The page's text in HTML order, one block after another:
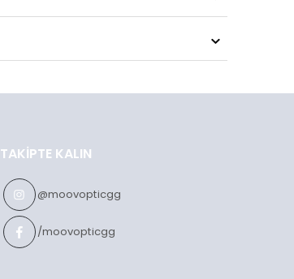
TAKIPTE KALIN
@moovopticgg
/moovopticgg